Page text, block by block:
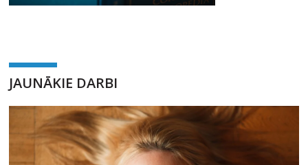
JAUNĀKIE DARBI